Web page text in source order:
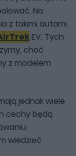
Na
z takimi autami
EV. Tych
choć
z modelem
jednak wiele
cechy będą
wiedzieć